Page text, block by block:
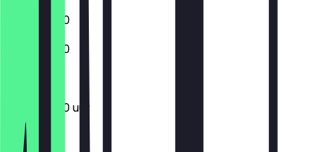
12:00 - 19:00
12:00 - 19:00
12:00 - 19:00 uur